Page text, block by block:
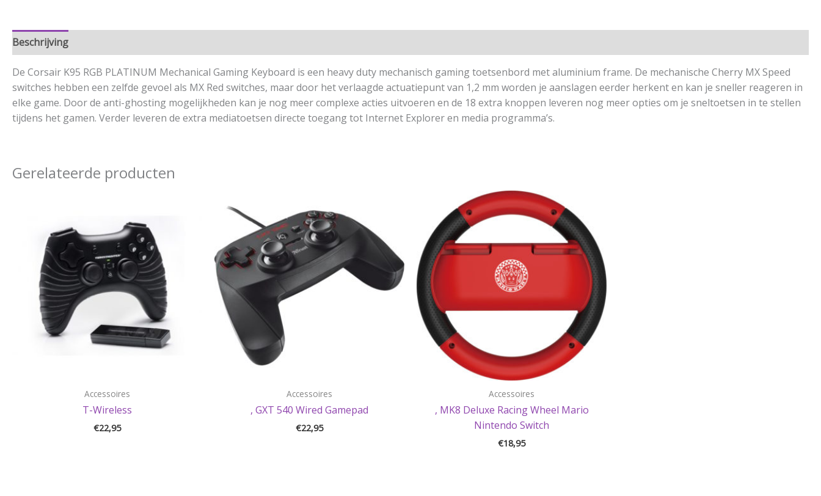
Beschrijving
De Corsair K95 RGB PLATINUM Mechanical Gaming Keyboard is een heavy duty mechanisch gaming toetsenbord met aluminium frame. De mechanische Cherry MX Speed
switches hebben een zelfde gevoel als MX Red switches, maar door het verlaagde actuatiepunt van 1,2 mm worden je aanslagen eerder herkent en kan je sneller reageren in
elke game. Door de anti-ghosting mogelijkheden kan je nog meer complexe acties uitvoeren en de 18 extra knoppen leveren nog meer opties om je sneltoetsen in te stellen
tijdens het gamen. Verder leveren de extra mediatoetsen directe toegang tot Internet Explorer en media programma’s.
Gerelateerde producten
Accessoires
T-Wireless
€22,95
Accessoires
, GXT 540 Wired Gamepad
€22,95
Accessoires
, MK8 Deluxe Racing Wheel Mario
Nintendo Switch
€18,95